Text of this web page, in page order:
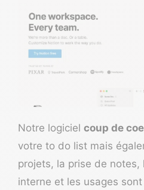
Notre logiciel coup de
votre to do list mais
projets, la prise de notes,
interne et les usages